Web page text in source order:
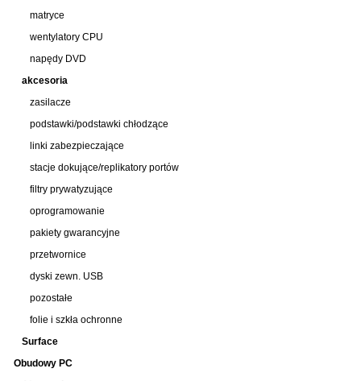
matryce
wentylatory CPU
napędy DVD
akcesoria
zasilacze
podstawki/podstawki chłodzące
linki zabezpieczające
stacje dokujące/replikatory portów
filtry prywatyzujące
oprogramowanie
pakiety gwarancyjne
przetwornice
dyski zewn. USB
pozostałe
folie i szkła ochronne
Surface
Obudowy PC